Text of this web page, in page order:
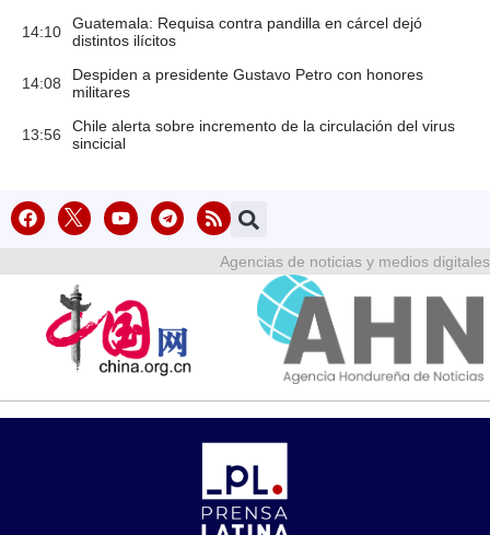
14:10
Guatemala: Requisa contra pandilla en cárcel dejó
distintos ilícitos
14:08
Despiden a presidente Gustavo Petro con honores
militares
13:56
Chile alerta sobre incremento de la circulación del virus
sincicial
Agencias de noticias y medios digitales